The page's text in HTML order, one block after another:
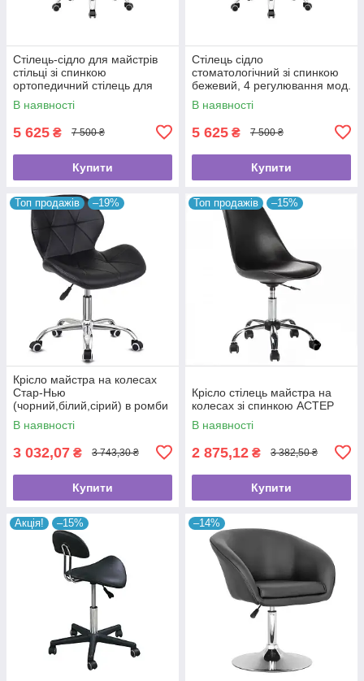
Стілець-сідло для майстрів
стільці зі спинкою
ортопедичний стілець для
роботи стільчики майстра BS
Ukraine 7015
В наявності
5 625 ₴ 7 500 ₴
Купити
Стілець сідло
стоматологічний зі спинкою
бежевий, 4 регулювання мод.
BS-7015
В наявності
5 625 ₴ 7 500 ₴
Купити
Топ продажів –19%
Крісло майстра на колесах
Стар-Нью
(чорний,білий,сірий) в ромби
В наявності
3 032,07 ₴ 3 743,30 ₴
Купити
Топ продажів –15%
Крісло стілець майстра на
колесах зі спинкою АСТЕР
В наявності
2 875,12 ₴ 3 382,50 ₴
Купити
Акція! –15% –14%